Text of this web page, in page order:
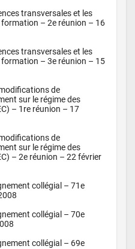
transversales et les
– 2e réunion – 16
transversales et les
– 3e réunion – 15
de
sur le régime des
– 1re réunion – 17
de
sur le régime des
– 2e réunion – 22 février
collégial – 71e
collégial – 70e
collégial – 69e